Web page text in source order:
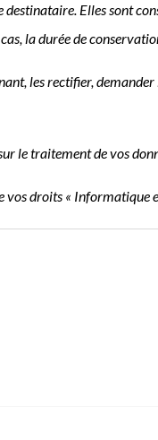
Elles sont
la durée de
les rectifier,
le traitement de vos
vos droits «